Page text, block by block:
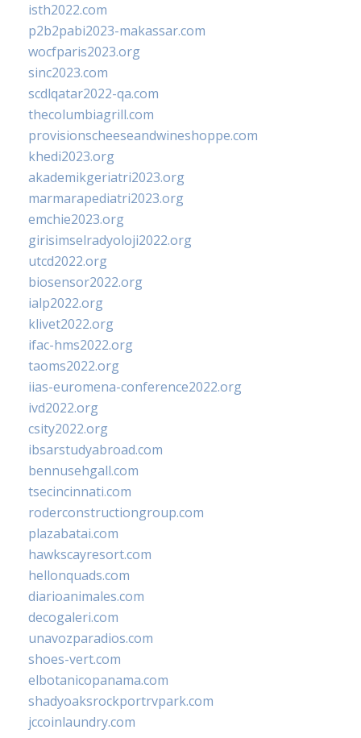
isth2022.com
p2b2pabi2023-makassar.com
wocfparis2023.org
sinc2023.com
scdlqatar2022-qa.com
thecolumbiagrill.com
provisionscheeseandwineshoppe.com
khedi2023.org
akademikgeriatri2023.org
marmarapediatri2023.org
emchie2023.org
girisimselradyoloji2022.org
utcd2022.org
biosensor2022.org
ialp2022.org
klivet2022.org
ifac-hms2022.org
taoms2022.org
iias-euromena-conference2022.org
ivd2022.org
csity2022.org
ibsarstudyabroad.com
bennusehgall.com
tsecincinnati.com
roderconstructiongroup.com
plazabatai.com
hawkscayresort.com
hellonquads.com
diarioanimales.com
decogaleri.com
unavozparadios.com
shoes-vert.com
elbotanicopanama.com
shadyoaksrockportrvpark.com
jccoinlaundry.com